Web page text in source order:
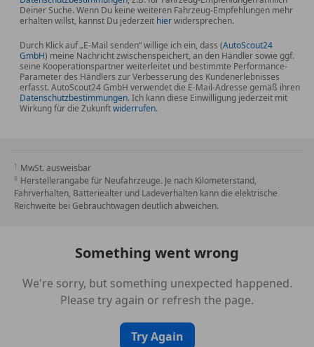
Deiner Suche. Wenn Du keine weiteren Fahrzeug-Empfehlungen mehr
erhalten willst, kannst Du jederzeit hierwidersprechen.
Durch Klick auf „E-Mail senden“ willige ich ein, dass (AutoScout24
GmbH) meine Nachricht zwischenspeichert, an den Händler sowie ggf.
seine Kooperationspartner weiterleitet und bestimmte Performance-
Parameter des Händlers zur Verbesserung des Kundenerlebnisses
erfasst. AutoScout24 GmbH verwendet die E-Mail-Adresse gemäß ihren
Datenschutzbestimmungen. Ich kann diese Einwilligung jederzeit mit
Wirkung für die Zukunftwiderrufen.
MwSt. ausweisbar
Herstellerangabe für Neufahrzeuge. Je nach Kilometerstand,
Fahrverhalten, Batteriealter und Ladeverhalten kann die elektrische
Reichweite bei Gebrauchtwagen deutlich abweichen.
Something went wrong
We're sorry, but something unexpected happened.
Please try again or refresh the page.
Try Again